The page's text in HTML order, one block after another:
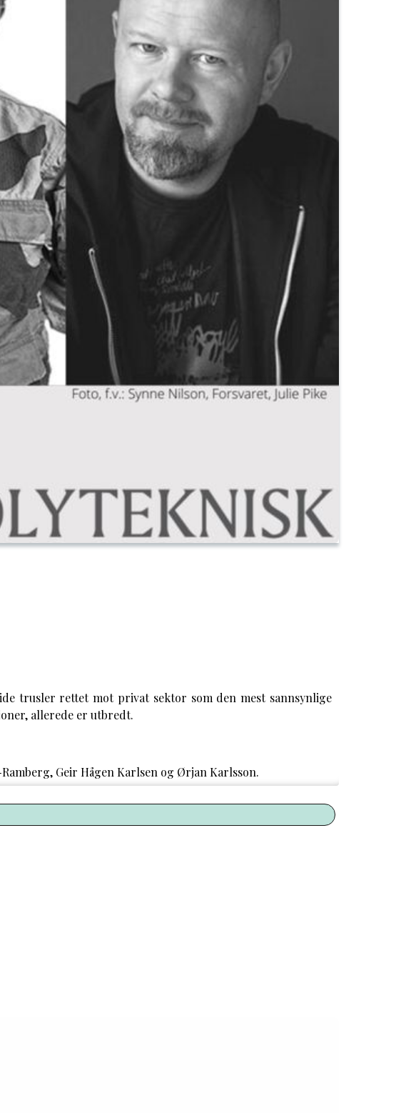
trusler rettet mot privat sektor som den mest sannsynlige
allerede er utbredt.
Geir Hågen Karlsen og Ørjan Karlsson.